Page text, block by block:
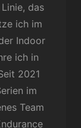
das
ich im
Indoor
ich in
2021
im
Team